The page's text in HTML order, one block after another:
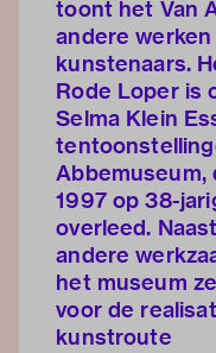
toont het Van
andere
kunstenaars.
Rode Loper is
Selma Klein
Abbemuseum,
1997 op 38-
overleed.
andere
het museum
voor de
kunstroute